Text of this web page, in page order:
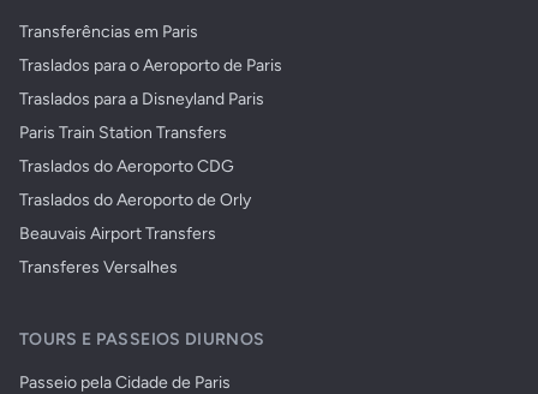
Transferências em Paris
Traslados para o Aeroporto de Paris
Traslados para a Disneyland Paris
Paris Train Station Transfers
Traslados do Aeroporto CDG
Traslados do Aeroporto de Orly
Beauvais Airport Transfers
Transferes Versalhes
TOURS E PASSEIOS DIURNOS
Passeio pela Cidade de Paris